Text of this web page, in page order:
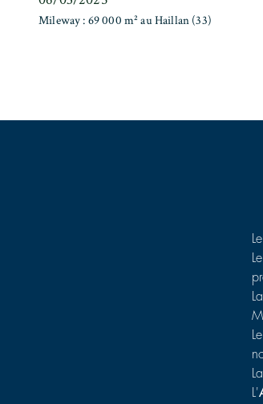
Mileway : 69 000 m² au Haillan (33)
Le
Le
La
Le
La
L'